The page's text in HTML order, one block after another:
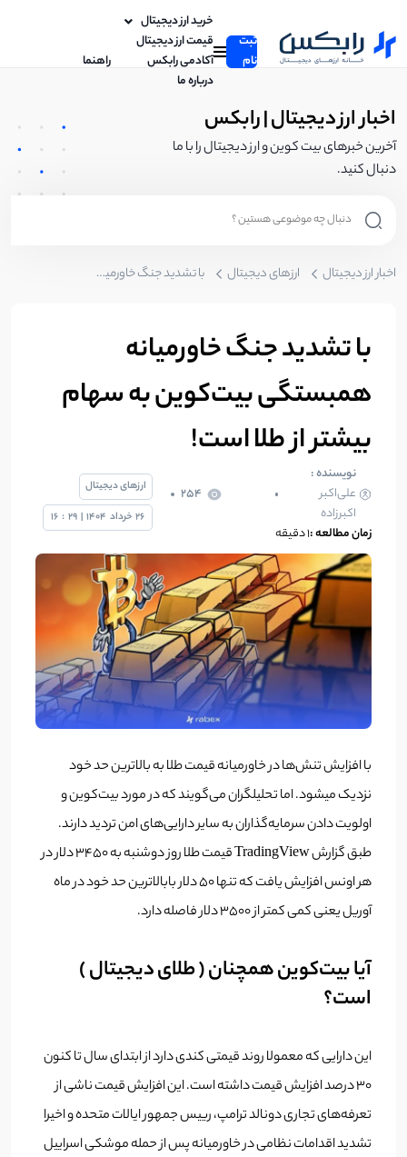
ثبت
نام
خرید ارز دیجیتال
قیمت ارز دیجیتال
آکادمی رابکس
راهنما
درباره ما
اخبار ارز دیجیتال | رابکس
آخرین خبرهای بیت کوین و ارز دیجیتال را با ما
دنبال کنید.
اخبار ارز دیجیتال ارزهای دیجیتال با تشدید جنگ خاورمیانه همبستگی بیت‌کوین به سهام بیشتر از طلا است!
با تشدید جنگ خاورمیانه
همبستگی بیت‌کوین به سهام
بیشتر از طلا است!
نویسنده :
علی‌اکبر
اکبرزاده
254
زمان مطالعه :1 دقیقه
ارزهای دیجیتال
26 خرداد 1404
|
29
:
16
با افزایش تنش‌ها در خاورمیانه قیمت طلا به بالاترین حد خود
نزدیک میشود. اما تحلیلگران می‌گویند که در مورد بیت‌کوین و
اولویت دادن سرمایه‌گذاران به سایر دارایی‌های امن تردید دارند.
طبق گزارش TradingView قیمت طلا روز دوشنبه به ۳۴۵۰ دلار در
هر اونس افزایش یافت که تنها ۵۰ دلار بابالاترین حد خود در ماه
آوریل یعنی کمی کمتر از ۳۵۰۰ دلار فاصله دارد.
آیا بیت‌کوین همچنان ( طلای دیجیتال )
است؟
این دارایی که معمولا روند قیمتی کندی دارد از ابتدای سال تا کنون
۳۰ درصد افزایش قیمت داشته است. این افزایش قیمت ناشی از
تعرفه‌های تجاری دونالد ترامپ، رییس جمهور ایالات متحده و اخیرا
تشدید اقدامات نظامی در خاورمیانه پس از حمله موشکی اسراییل